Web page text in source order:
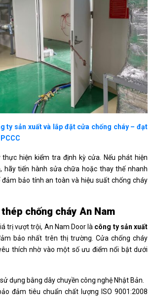
ty sản xuất và lắp đặt cửa chống cháy – đạt
thực hiện kiểm tra định kỳ cửa. Nếu phát hiện
hãy tiến hành sửa chữa hoặc thay thế nhanh
đảm bảo tính an toàn và hiệu suất chống cháy
chống cháy An Nam
trị vượt trội, An Nam Door là công ty sản xuất
bảo nhất trên thị trường. Cửa chống cháy
thích nhờ vào một số ưu điểm nổi bật dưới
dụng bằng dây chuyền công nghệ Nhật Bản.
đảm tiêu chuẩn chất lượng ISO 9001:2008